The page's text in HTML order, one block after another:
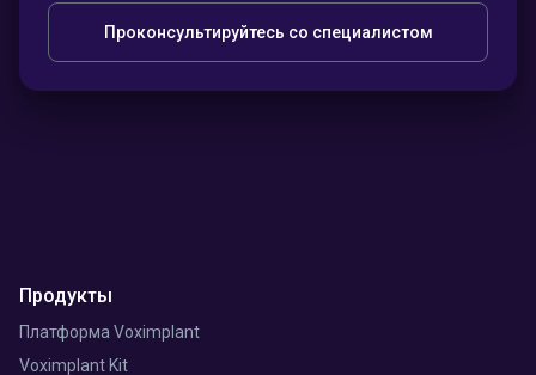
Проконсультируйтесь со специалистом
Продукты
Платформа Voximplant
Voximplant Kit